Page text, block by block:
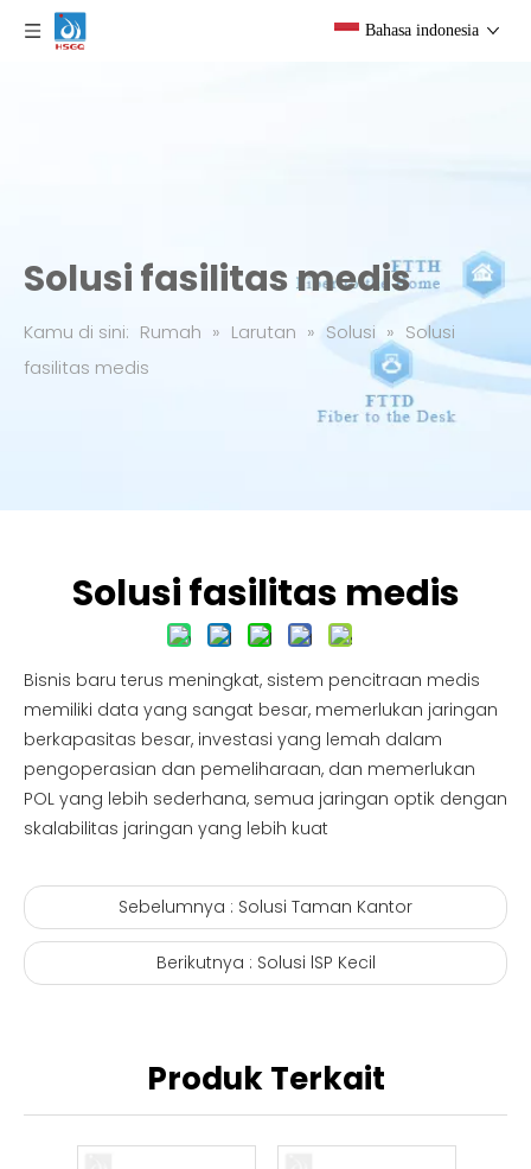
Bahasa indonesia
Solusi fasilitas medis
Kamu di sini: Rumah » Larutan » Solusi » Solusi
fasilitas medis
Solusi fasilitas medis
Bisnis baru terus meningkat, sistem pencitraan medis
memiliki data yang sangat besar, memerlukan jaringan
berkapasitas besar, investasi yang lemah dalam
pengoperasian dan pemeliharaan, dan memerlukan
POL yang lebih sederhana, semua jaringan optik dengan
skalabilitas jaringan yang lebih kuat
Sebelumnya : Solusi Taman Kantor
Berikutnya : Solusi lSP Kecil
Produk Terkait